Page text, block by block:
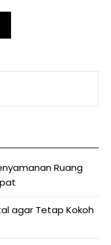
Ruang
agar Tetap Kokoh